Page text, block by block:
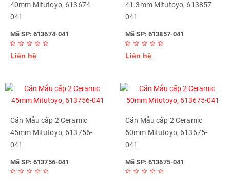
40mm Mitutoyo, 613674-
041
Mã SP: 613674-041
Liên hệ
41.3mm Mitutoyo, 613857-
041
Mã SP: 613857-041
Liên hệ
Căn Mẫu cấp 2 Ceramic
45mm Mitutoyo, 613756-
041
Mã SP: 613756-041
Căn Mẫu cấp 2 Ceramic
50mm Mitutoyo, 613675-
041
Mã SP: 613675-041